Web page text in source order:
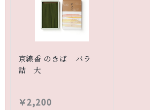
京線香 のきば バラ
詰 大
￥2,200